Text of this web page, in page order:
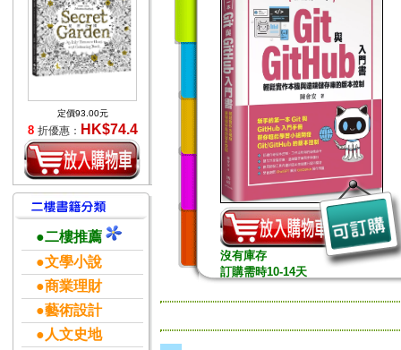
定價93.00元
8 折優惠： HK$74.4
●二樓推薦
●文學小說
●商業理財
●藝術設計
●人文史地
沒有庫存
訂購需時10-14天